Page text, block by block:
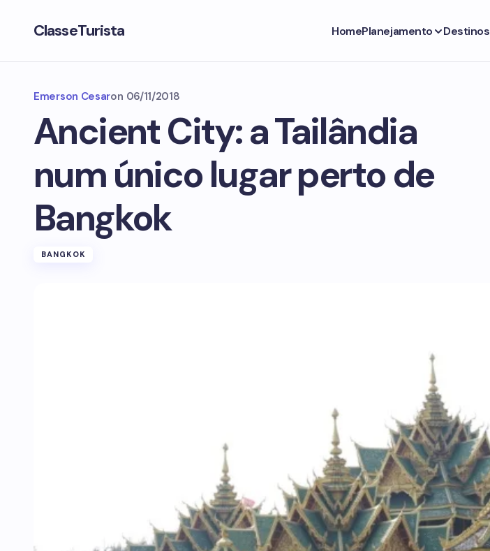
ClasseTurista HomePlanejamento Destinos
Emerson Cesaron 06/11/2018
Ancient City: a Tailândia
num único lugar perto de
Bangkok
BANGKOK